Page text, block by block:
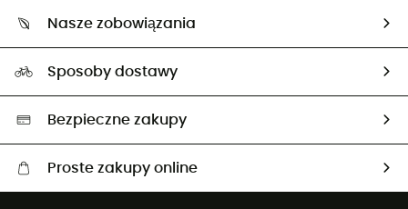
Zwrot artykułów i zwrot środków
Ambasadorzy
Nasze zobowiązania
Neutralność węglowa
Wybrane produkty eko
Sposoby dostawy
Bezpieczne zakupy
Proste zakupy online